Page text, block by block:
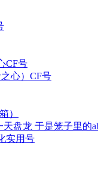
CF号
心）CF号
）
盘龙 于是笼子里的
实用号